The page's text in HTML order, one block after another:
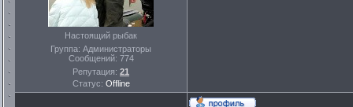
Настоящий рыбак
Группа: Администраторы
Сообщений: 774
Репутация: 21
Статус: Offline